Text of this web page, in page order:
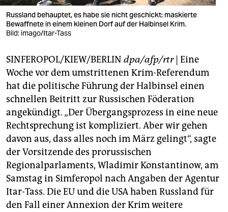
veranstaltungen
shop
fragen & hilfe
unterstützen
abo
genossenschaft
epaper login
Russland behauptet, es habe sie nicht geschickt: maskierte
Bewaffnete in einem kleinen Dorf auf der Halbinsel Krim.
Bild: imago/Itar-Tass
SINFEROPOL/KIEW/BERLIN dpa/afp/rtr| Eine
Woche vor dem umstrittenen Krim-Referendum
hat die politische Führung der Halbinsel einen
schnellen Beitritt zur Russischen Föderation
angekündigt. „Der Übergangsprozess in eine neue
Rechtsprechung ist kompliziert. Aber wir gehen
davon aus, dass alles noch im März gelingt“, sagte
der Vorsitzende des prorussischen
Regionalparlaments, Wladimir Konstantinow, am
Samstag in Simferopol nach Angaben der Agentur
Itar-Tass. Die EU und die USA haben Russland für
den Fall einer Annexion der Krim weitere